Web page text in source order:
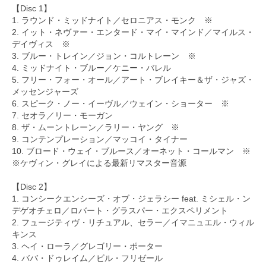
【Disc 1】
1. ラウンド・ミッドナイト／セロニアス・モンク ※
2. イット・ネヴァー・エンタード・マイ・マインド／マイルス・
デイヴィス ※
3. ブルー・トレイン／ジョン・コルトレーン ※
4. ミッドナイト・ブルー／ケニー・バレル
5. フリー・フォー・オール／アート・ブレイキー＆ザ・ジャズ・
メッセンジャーズ
6. スピーク・ノー・イーヴル／ウェイン・ショーター ※
7. セオラ／リー・モーガン
8. ザ・ムーントレーン／ラリー・ヤング ※
9. コンテンプレーション／マッコイ・タイナー
10. ブロード・ウェイ・ブルース／オーネット・コールマン ※
※ケヴィン・グレイによる最新リマスター音源
【Disc 2】
1. コンシークエンシーズ・オブ・ジェラシー feat. ミシェル・ン
デゲオチェロ／ロバート・グラスパー・エクスペリメント
2. フュージティヴ・リチュアル、セラー／イマニュエル・ウィル
キンス
3. ヘイ・ローラ／グレゴリー・ポーター
4. ババ・ドゥレイム／ビル・フリゼール